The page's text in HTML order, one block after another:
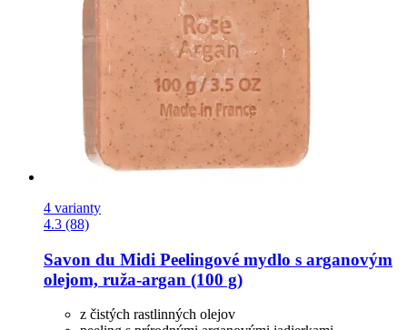
4 varianty
4.3 (88)
Savon du Midi Peelingové mydlo s arganovým
olejom, ruža-​argan (100 g)
z čistých rastlinných olejov